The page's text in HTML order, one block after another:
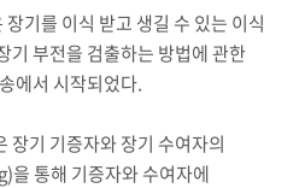
기를 이식 받고 생길 수 있는 이식
기 부전을 검출하는 방법에 관한
에서 시작되었다.
장기 기증자와 장기 수여자의
통해 기증자와 수여자에